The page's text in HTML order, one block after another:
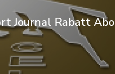
Journal Rabatt Abo